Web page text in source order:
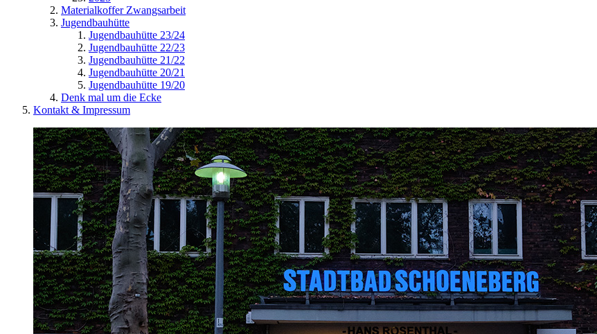
Materialkoffer Zwangsarbeit
Jugendbauhütte
Jugendbauhütte 23/24
Jugendbauhütte 22/23
Jugendbauhütte 21/22
Jugendbauhütte 20/21
Jugendbauhütte 19/20
Denk mal um die Ecke
Kontakt & Impressum